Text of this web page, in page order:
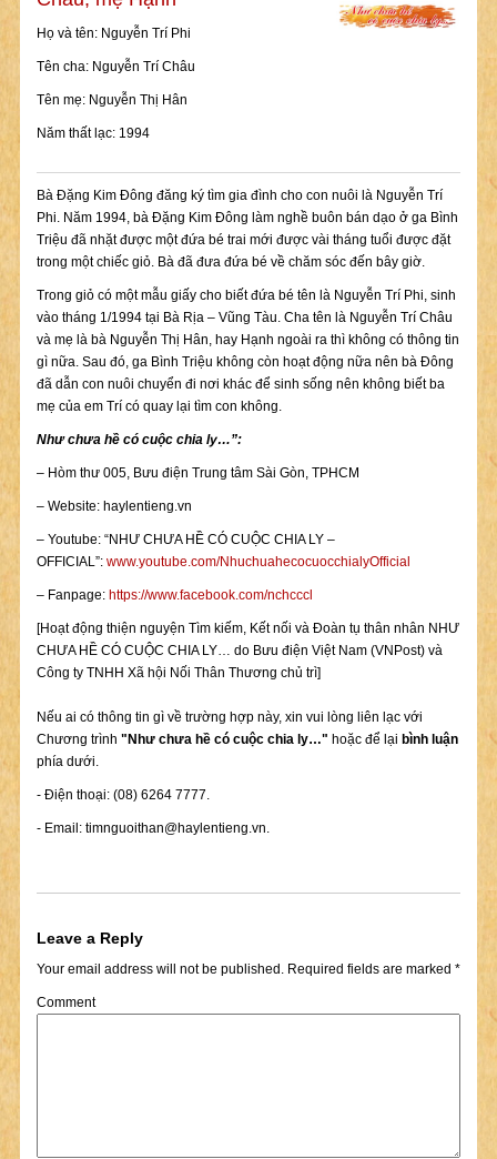
Họ và tên: Nguyễn Trí Phi
Tên cha: Nguyễn Trí Châu
Tên mẹ: Nguyễn Thị Hân
Năm thất lạc: 1994
Bà Đặng Kim Đông đăng ký tìm gia đình cho con nuôi là Nguyễn Trí
Phi. Năm 1994, bà Đặng Kim Đông làm nghề buôn bán dạo ở ga Bình
Triệu đã nhặt được một đứa bé trai mới được vài tháng tuổi được đặt
trong một chiếc giỏ. Bà đã đưa đứa bé về chăm sóc đến bây giờ.
Trong giỏ có một mẫu giấy cho biết đứa bé tên là Nguyễn Trí Phi, sinh
vào tháng 1/1994 tại Bà Rịa – Vũng Tàu. Cha tên là Nguyễn Trí Châu
và mẹ là bà Nguyễn Thị Hân, hay Hạnh ngoài ra thì không có thông tin
gì nữa. Sau đó, ga Bình Triệu không còn hoạt động nữa nên bà Đông
đã dẫn con nuôi chuyển đi nơi khác để sinh sống nên không biết ba
mẹ của em Trí có quay lại tìm con không.
Như chưa hề có cuộc chia ly…”:
– Hòm thư 005, Bưu điện Trung tâm Sài Gòn, TPHCM
– Website: haylentieng.vn
– Youtube: “NHƯ CHƯA HỀ CÓ CUỘC CHIA LY –
OFFICIAL”: www.youtube.com/NhuchuahecocuocchialyOfficial
– Fanpage: https://www.facebook.com/nchcccl
[Hoạt động thiện nguyện Tìm kiếm, Kết nối và Đoàn tụ thân nhân NHƯ
CHƯA HỀ CÓ CUỘC CHIA LY… do Bưu điện Việt Nam (VNPost) và
Công ty TNHH Xã hội Nối Thân Thương chủ trì]
Nếu ai có thông tin gì về trường hợp này, xin vui lòng liên lạc với
Chương trình "Như chưa hề có cuộc chia ly…" hoặc để lại bình luận
phía dưới.
- Điện thoại: (08) 6264 7777.
- Email: timnguoithan@haylentieng.vn.
Leave a Reply
Your email address will not be published.Required fields are marked *
Comment